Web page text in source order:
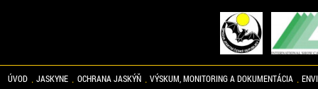
ÚVOD JASKYNE OCHRANA JASKÝŇ VÝSKUM, MONITORING A DOKUMENTÁCIA